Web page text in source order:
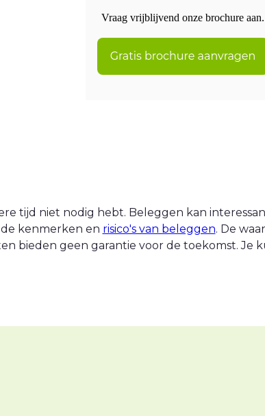
Vraag vrijblijvend onze brochure aan.
tijd niet nodig hebt. Beleggen kan
kenmerken en risico's van beleggen. De
bieden geen garantie voor de toekomst. Je